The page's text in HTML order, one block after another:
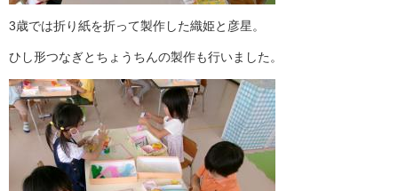
3歳では折り紙を折って製作した織姫と彦星。
ひし形つなぎとちょうちんの製作も行いました。